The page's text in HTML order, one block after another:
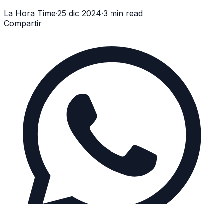
La Hora Time·25 dic 2024·3 min read
Compartir